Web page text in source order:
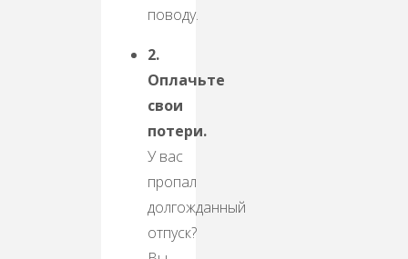
поводу.
2.
Оплачьте
свои
потери.
У вас
пропал
долгожданный
отпуск?